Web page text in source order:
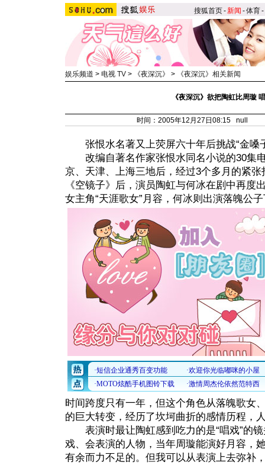
搜狐首页-新闻 -体育-
娱乐频道 > 电视 TV > 《夜深沉》 > 《夜深沉》相关新闻
《夜深沉》欲把陶虹比周璇
时间：2005年12月27日08:15 null
张恨水名著又上荧屏六十年后挑战“金
改编自著名作家张恨水同名小说的30集
京、天津、上海三地后，经过3个多月的紧
《空镜子》后，演员陶虹与何冰在剧中再度
女主角“天涯歌女”月容，何冰则出演落魄公
时间跨度只有一年，但这个角色从落魄歌女
的巨大转变，经历了坎坷曲折的感情历程，
表演时最让陶虹感到吃力的是“唱戏”的镜
戏、会表演的人物，当年周璇能演好月容，
有余而力不足的。但我可以从表演上去弥补